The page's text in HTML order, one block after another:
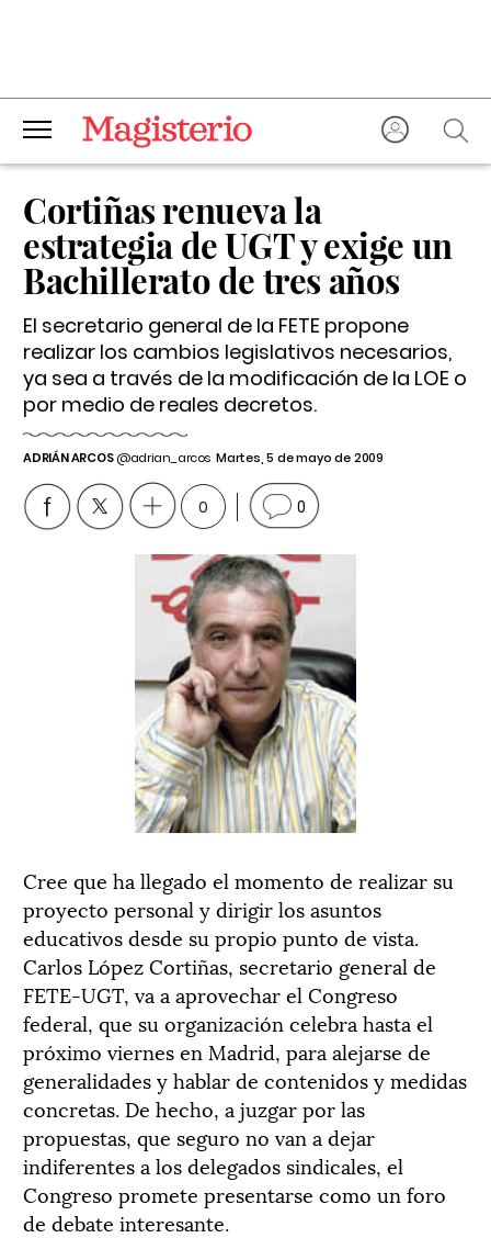
Cortiñas renueva la
estrategia de UGT y exige un
Bachillerato de tres años
El secretario general de la FETE propone
realizar los cambios legislativos necesarios,
ya sea a través de la modificación de la LOE o
por medio de reales decretos.
ADRIÁN ARCOS@adrian_arcos Martes, 5 de mayo de 2009
0 0
Cree que ha llegado el momento de realizar su
proyecto personal y dirigir los asuntos
educativos desde su propio punto de vista.
Carlos López Cortiñas, secretario general de
FETE-UGT, va a aprovechar el Congreso
federal, que su organización celebra hasta el
próximo viernes en Madrid, para alejarse de
generalidades y hablar de contenidos y medidas
concretas. De hecho, a juzgar por las
propuestas, que seguro no van a dejar
indiferentes a los delegados sindicales, el
Congreso promete presentarse como un foro
de debate interesante.